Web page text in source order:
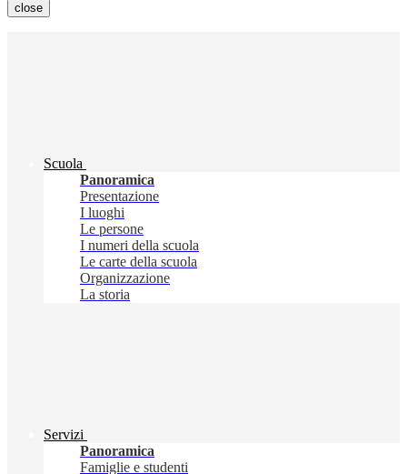
close
Scuola
Panoramica
Presentazione
I luoghi
Le persone
I numeri della scuola
Le carte della scuola
Organizzazione
La storia
Servizi
Panoramica
Famiglie e studenti